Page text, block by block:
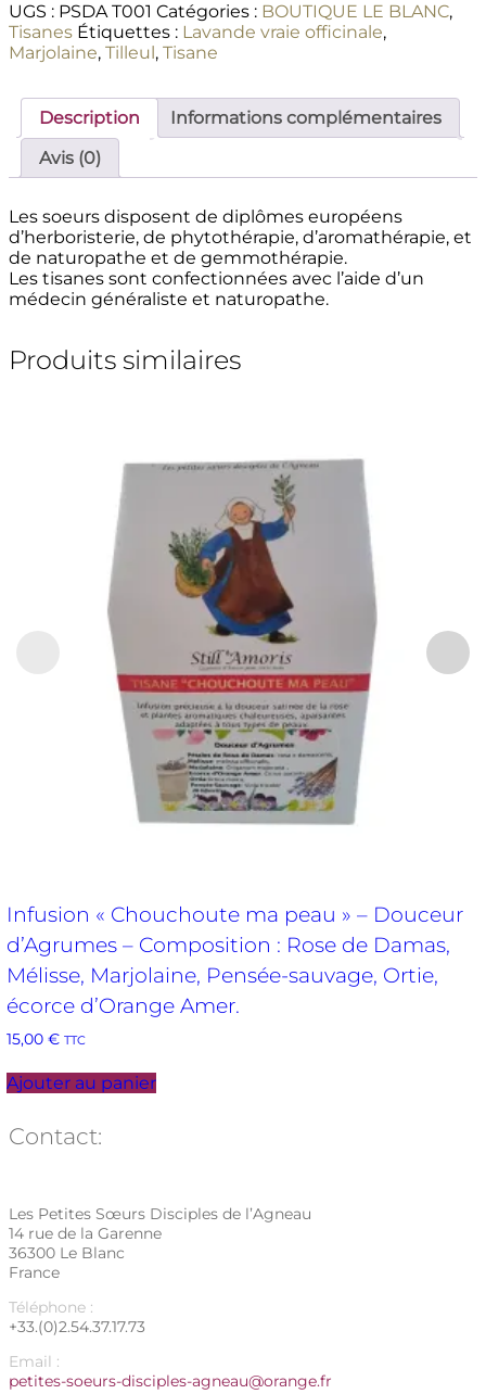
UGS : PSDA T001 Catégories : BOUTIQUE LE BLANC,
Tisanes Étiquettes : Lavande vraie officinale,
Marjolaine, Tilleul, Tisane
Description
Informations complémentaires
Avis (0)
Les soeurs disposent de diplômes européens
d’herboristerie, de phytothérapie, d’aromathérapie, et
de naturopathe et de gemmothérapie.
Les tisanes sont confectionnées avec l’aide d’un
médecin généraliste et naturopathe.
Produits similaires
Infusion « Chouchoute ma peau » – Douceur
d’Agrumes – Composition : Rose de Damas,
Mélisse, Marjolaine, Pensée-sauvage, Ortie,
écorce d’Orange Amer.
15,00 € TTC
Ajouter au panier
Contact:
Les Petites Sœurs Disciples de l’Agneau
14 rue de la Garenne
36300 Le Blanc
France
Téléphone :
+33.(0)2.54.37.17.73
Email :
petites-soeurs-disciples-agneau@orange.fr